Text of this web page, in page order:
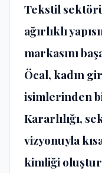
Tekstil
ağırlıklı
markasını
Öcal, kadın
isimlerinden
Kararlılığı,
vizyonuyla
kimliği